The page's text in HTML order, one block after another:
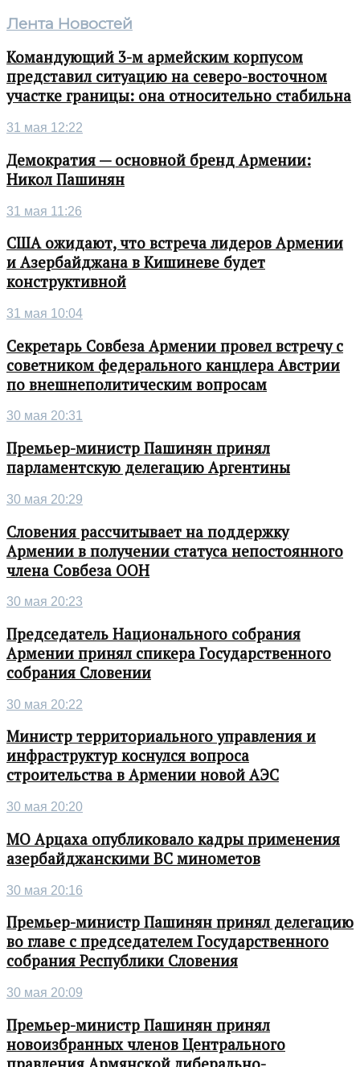
Лента Новостей
Командующий 3-м армейским корпусом
представил ситуацию на северо-восточном
участке границы: она относительно стабильна
31 мая 12:22
Демократия — основной бренд Армении:
Никол Пашинян
31 мая 11:26
США ожидают, что встреча лидеров Армении
и Азербайджана в Кишиневе будет
конструктивной
31 мая 10:04
Секретарь Совбеза Армении провел встречу с
советником федерального канцлера Австрии
по внешнеполитическим вопросам
30 мая 20:31
Премьер-министр Пашинян принял
парламентскую делегацию Аргентины
30 мая 20:29
Словения рассчитывает на поддержку
Армении в получении статуса непостоянного
члена Совбеза ООН
30 мая 20:23
Председатель Национального собрания
Армении принял спикера Государственного
собрания Словении
30 мая 20:22
Министр территориального управления и
инфраструктур коснулся вопроса
строительства в Армении новой АЭС
30 мая 20:20
МО Арцаха опубликовало кадры применения
азербайджанскими ВС минометов
30 мая 20:16
Премьер-министр Пашинян принял делегацию
во главе с председателем Государственного
собрания Республики Словения
30 мая 20:09
Премьер-министр Пашинян принял
новоизбранных членов Центрального